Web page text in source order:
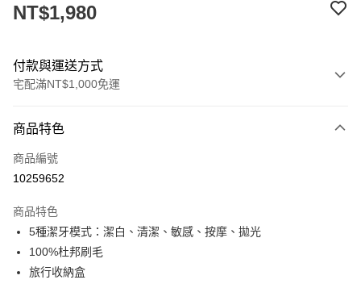
NT$1,980
付款與運送方式
宅配滿NT$1,000免運
信用卡一次付款
LINE Pay
悠遊付
ATM付款
商品特色
商品編號
10259652
商品特色
5種潔牙模式：潔白、清潔、敏感、按摩、拋光
100%杜邦刷毛
旅行收納盒